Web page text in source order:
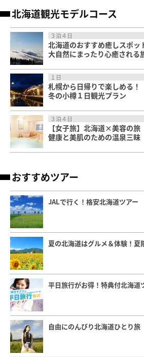
北海道観光モデルコース
３泊４日
北海道のおすすめ癒しスポッ
大自然にまったり心癒される
１日
札幌から日帰りで楽しめる！
冬の小樽１日観光プラン
３泊４日
【女子旅】北海道×美容の旅
健康と美肌のための温泉三昧
おすすめツアー
JALで行く！格安北海道ツアー
夏の北海道はグルメ＆体験！夏
平日旅行がお得！特典付北海道
自由にのんびり北海道ひとり旅